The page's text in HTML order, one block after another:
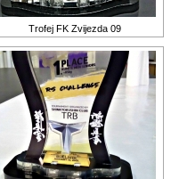
Trofej FK Zvijezda 09